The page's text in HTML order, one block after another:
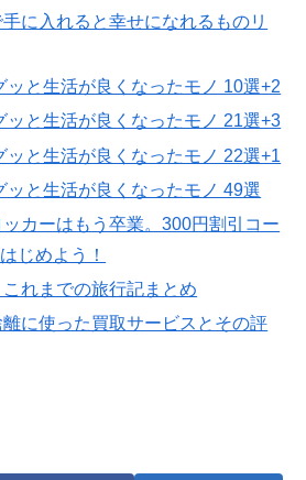
に入れると幸せになれるものリ
ッと生活が良くなったモノ 10選+2
ッと生活が良くなったモノ 21選+3
ッと生活が良くなったモノ 22選+1
ッと生活が良くなったモノ 49選
カーはもう卒業。300円割引コー
じめよう！
れまでの旅行記まとめ
離に使った買取サービスとその評